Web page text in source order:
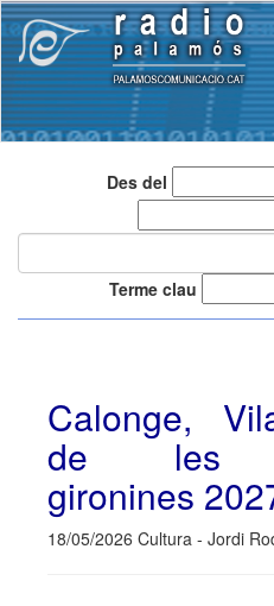
Des del
Terme clau
Calonge,
de les
gironines
18/05/2026 Cultura - Jordi